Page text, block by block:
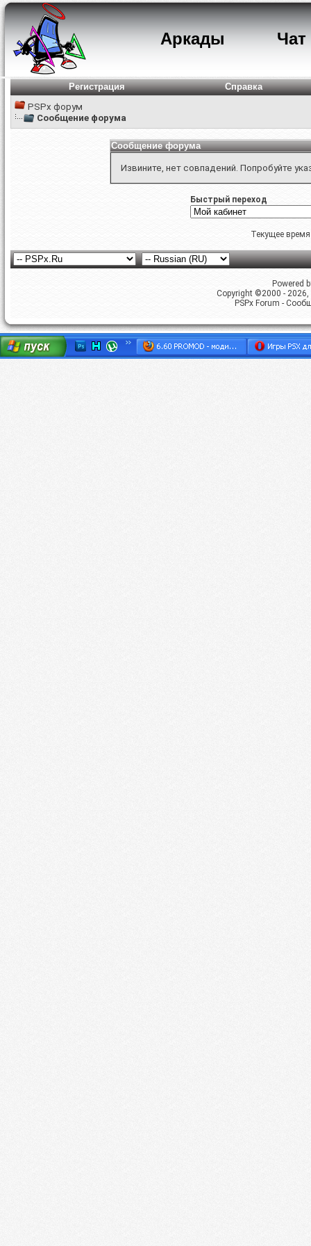
Аркады Чат
Регистрация
Справка
PSPx форум
Сообщение форума
Сообщение форума
Извините, нет совпадений. Попробуйте
Быстрый переход
Текущее
Powered
Copyright ©2000 -
PSPx Forum -